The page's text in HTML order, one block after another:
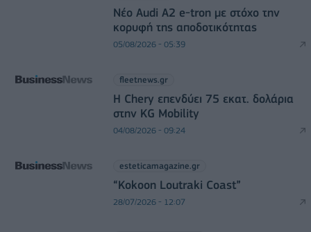
Νέο Audi A2 e-tron με στόχο την
κορυφή της αποδοτικότητας
05/08/2026 - 05:39
fleetnews.gr
Η Chery επενδύει 75 εκατ. δολάρια
στην KG Mobility
04/08/2026 - 09:24
esteticamagazine.gr
“Kokoon Loutraki Coast”
28/07/2026 - 12:07